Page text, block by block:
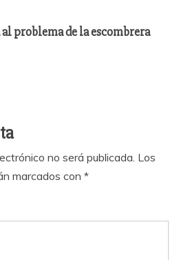
problema de la escombrera
no será publicada. Los
marcados con *